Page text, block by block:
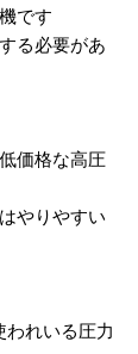
です
る必要があ
価格な高圧
やりやすい
れいる圧力